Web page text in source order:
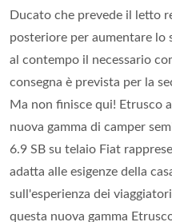
Ducato che prevede il letto
posteriore per aumentare lo
al contempo il necessario
consegna è prevista per la
Ma non finisce qui! Etrusco
nuova gamma di camper
6.9 SB su telaio Fiat
adatta alle esigenze della
sull'esperienza dei
questa nuova gamma